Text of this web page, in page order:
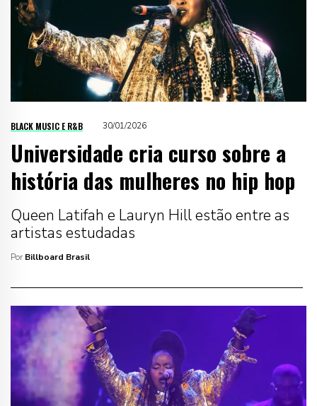
BLACK MUSIC E R&B 30/01/2026
Universidade cria curso sobre a
história das mulheres no hip hop
Queen Latifah e Lauryn Hill estão entre as
artistas estudadas
Por Billboard Brasil